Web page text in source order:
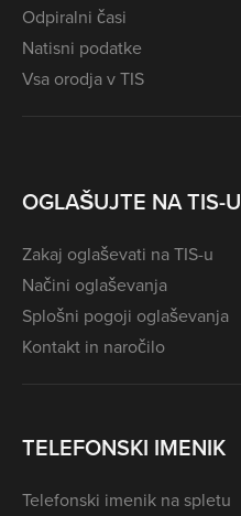
Odpiralni časi
Natisni podatke
Vsa orodja v TIS
OGLAŠUJTE NA TIS-U
Zakaj oglaševati na TIS-u
Načini oglaševanja
Splošni pogoji oglaševanja
Kontakt in naročilo
TELEFONSKI IMENIK
Telefonski imenik na spletu